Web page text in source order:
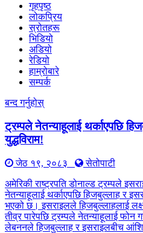
गृहपृष्ठ
लोकप्रिय
स्रोतहरू
भिडियो
अडियो
रेडियो
हाम्रोबारे
सम्पर्क
बन्द गर्नुहोस्
ट्रम्पले नेतन्याहूलाई थर्काएपछि
युद्धविराम!
जेठ १९, २०८३
सेतोपाटी
अमेरिकी राष्ट्रपति डोनाल्ड ट्रम्पले
नेतन्याहूलाई थर्काएपछि हिजबुल्लाह र
भएको छ। इसराइलले हिजबुल्लाहलाई
तीव्र पारेपछि ट्रम्पले नेतन्याहूलाई फोन
लेबननले हिजबुल्लाह र इसराइलबीच